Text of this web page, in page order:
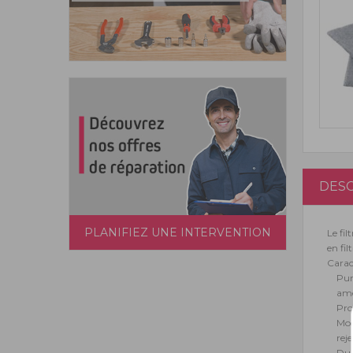
PLANIFIEZ UNE INTERVENTION
Le
en